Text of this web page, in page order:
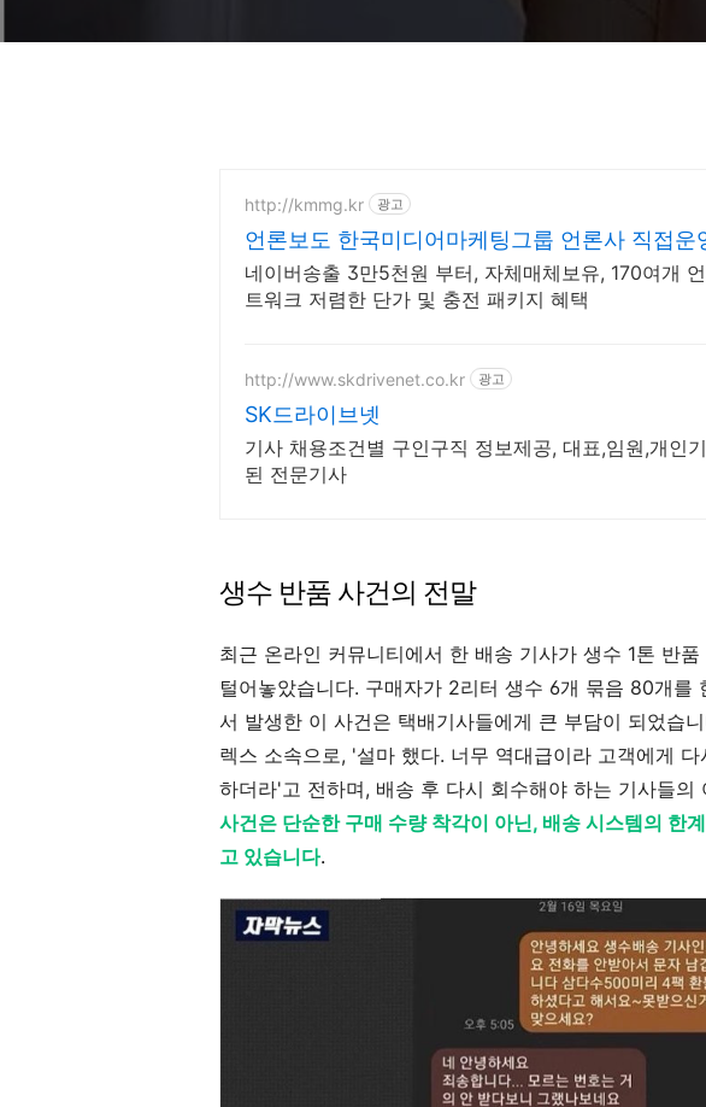
http://kmmg.kr 광고
언론보도 한국미디어마케팅그룹 언론사 직접운
네이버송출 3만5천원 부터, 자체매체보유, 170여개
트워크 저렴한 단가 및 충전 패키지 혜택
http://www.skdrivenet.co.kr 광고
SK드라이브넷
기사 채용조건별 구인구직 정보제공, 대표,임원,개인
된 전문기사
생수 반품 사건의 전말
최근 온라인 커뮤니티에서 한 배송 기사가 생수 1톤 반
털어놓았습니다. 구매자가 2리터 생수 6개 묶음 80개를
서 발생한 이 사건은 택배기사들에게 큰 부담이 되었습
렉스 소속으로, '설마 했다. 너무 역대급이라 고객에게
하더라'고 전하며, 배송 후 다시 회수해야 하는 기사들의
사건은 단순한 구매 수량 착각이 아닌, 배송 시스템의 한
고 있습니다.